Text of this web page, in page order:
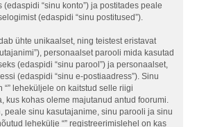
(edaspidi “sinu konto”) ja postitades peale
(edaspidi “sinu postitused”).
ühte unikaalset, ning teistest eristavat
personaalset parooli mida kasutad
(edaspidi “sinu parool”) ja personaalset,
(edaspidi “sinu e-postiaadress”). Sinu
leheküljele on kaitstud selle riigi
kus kohas oleme majutanud antud foorumi.
peale sinu kasutajanime, sinu parooli ja sinu
lehekülje “” registreerimislehel on kas